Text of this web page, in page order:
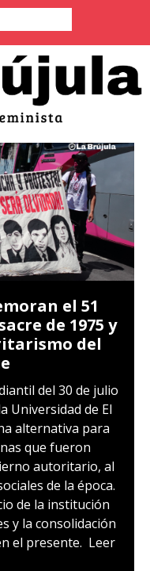
el 51
de 1975 y
del
del 30 de julio
Universidad de El
alternativa para
que fueron
autoritario, al
de la época.
de la institución
y la consolidación
el presente. Leer